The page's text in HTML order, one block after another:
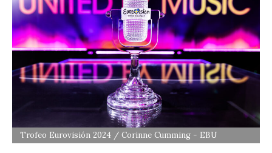
Trofeo Eurovisión 2024 / Corinne Cumming - EBU